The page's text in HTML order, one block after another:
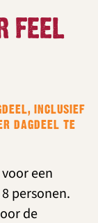
FEEL
INCLUSIEF
DAGDEEL TE
een
personen.
de